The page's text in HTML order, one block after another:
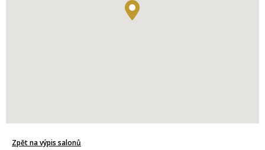
Zpět na výpis salonů